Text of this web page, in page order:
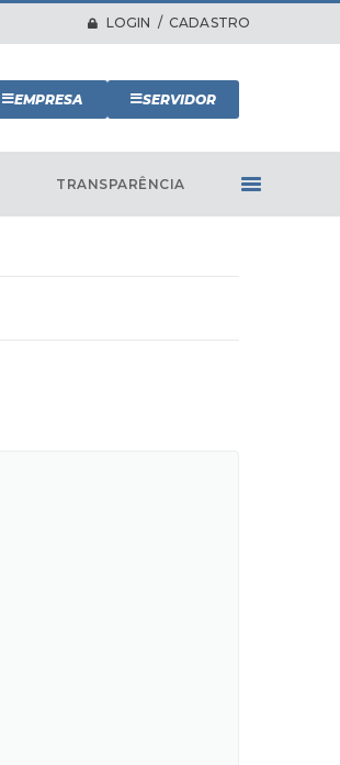
LOGIN / CADASTRO
EMPRESA SERVIDOR
TRANSPARÊNCIA